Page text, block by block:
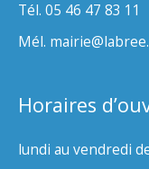
Tél. 05 46 47 83 11
Mél.
Horaires
lundi au vendredi